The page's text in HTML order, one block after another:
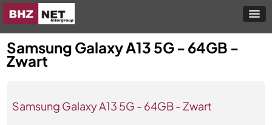
Samsung Galaxy A13 5G - 64GB -
Zwart
Samsung Galaxy A13 5G - 64GB - Zwart